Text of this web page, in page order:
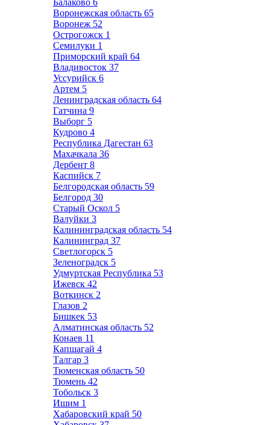
Балаково 6
Воронежская область 65
Воронеж 52
Острогожск 1
Семилуки 1
Приморский край 64
Владивосток 37
Уссурийск 6
Артем 5
Ленинградская область 64
Гатчина 9
Выборг 5
Кудрово 4
Республика Дагестан 63
Махачкала 36
Дербент 8
Каспийск 7
Белгородская область 59
Белгород 30
Старый Оскол 5
Валуйки 3
Калининградская область 54
Калининград 37
Светлогорск 5
Зеленоградск 5
Удмуртская Республика 53
Ижевск 42
Воткинск 2
Глазов 2
Бишкек 53
Алматинская область 52
Конаев 11
Капшагай 4
Талгар 3
Тюменская область 50
Тюмень 42
Тобольск 3
Ишим 1
Хабаровский край 50